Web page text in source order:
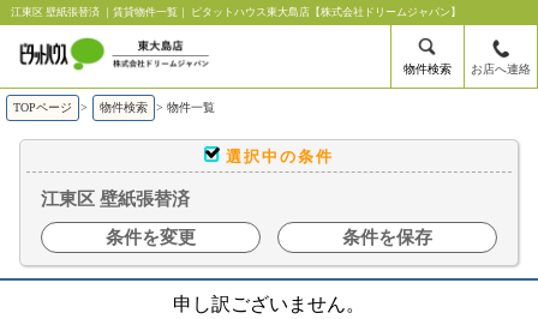
江東区 壁紙張替済 ｜賃貸物件一覧｜ ピタットハウス東大島店【株式会社ドリームジャパン】
物件検索 お店へ連絡
TOPページ > 物件検索 > 物件一覧
選択中の条件
江東区 壁紙張替済
条件を変更
条件を保存
申し訳ございません。